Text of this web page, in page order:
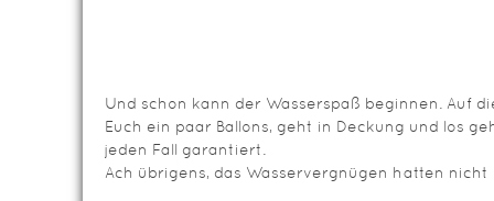
Und schon kann der Wasserspaß beginnen. Auf
Euch ein paar Ballons, geht in Deckung und los
jeden Fall garantiert.
Ach übrigens, das Wasservergnügen hatten nicht